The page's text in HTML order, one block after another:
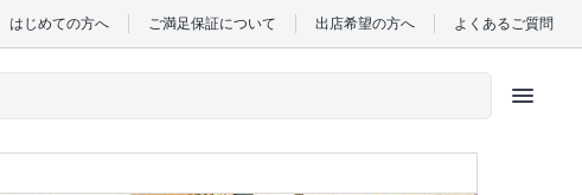
はじめての方へ ご満足保証について 出店希望の方へ よくあるご質問
menu